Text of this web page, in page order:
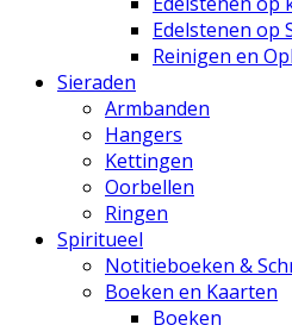
Edelstenen op
Reinigen en
Sieraden
Armbanden
Hangers
Kettingen
Oorbellen
Ringen
Spiritueel
Notitieboeken &
Boeken en Kaarten
Boeken